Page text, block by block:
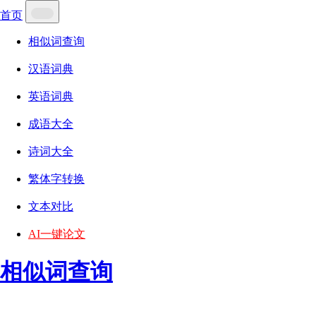
首页
相似词查询
汉语词典
英语词典
成语大全
诗词大全
繁体字转换
文本对比
AI一键论文
相似词查询